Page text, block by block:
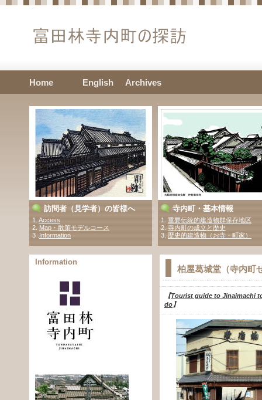
訪問者（見学者）の皆様へ
1. Access
2. Map・散策モデルコース
3 . Information
寺内町・基本情報
1. 重要伝統的建造物群保存地区
2. 寺内町の成立と歴史
3. 歴史的建造物（お寺・町家）
柏屋葛城堂（寺内町
【Tourist guide to Jinaimachi
do】
Information
Home English Archives